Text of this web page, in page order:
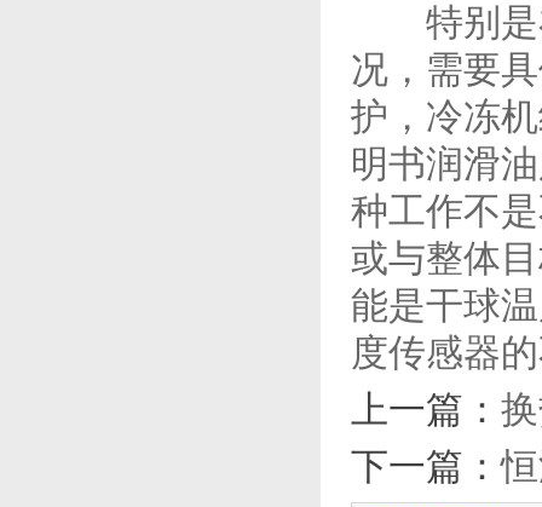
特别是在
况，需要
护，冷冻
明书润滑
种工作不
或与整体
能是干球
度传感器
上一篇：
下一篇：